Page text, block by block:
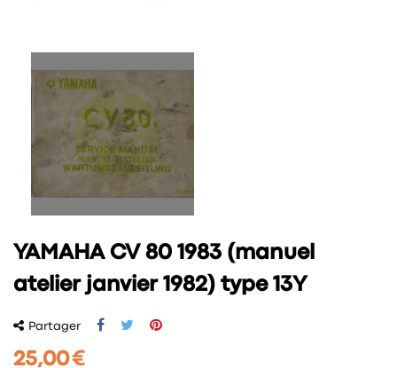
YAMAHA CV 80 1983 (manuel
atelier janvier 1982) type 13Y
Partager
25,00 €